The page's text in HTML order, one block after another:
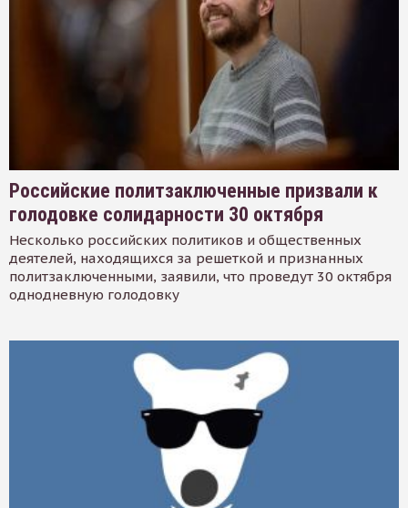
Российские политзаключенные призвали к
голодовке солидарности 30 октября
Несколько российских политиков и общественных
деятелей, находящихся за решеткой и признанных
политзаключенными, заявили, что проведут 30 октября
однодневную голодовку